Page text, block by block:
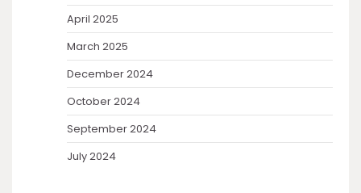
April 2025
March 2025
December 2024
October 2024
September 2024
July 2024